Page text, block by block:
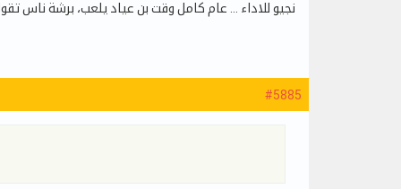
نجيو للاداء … عام كامل وقت بن عياد يلعب، برشة ناس
#5885